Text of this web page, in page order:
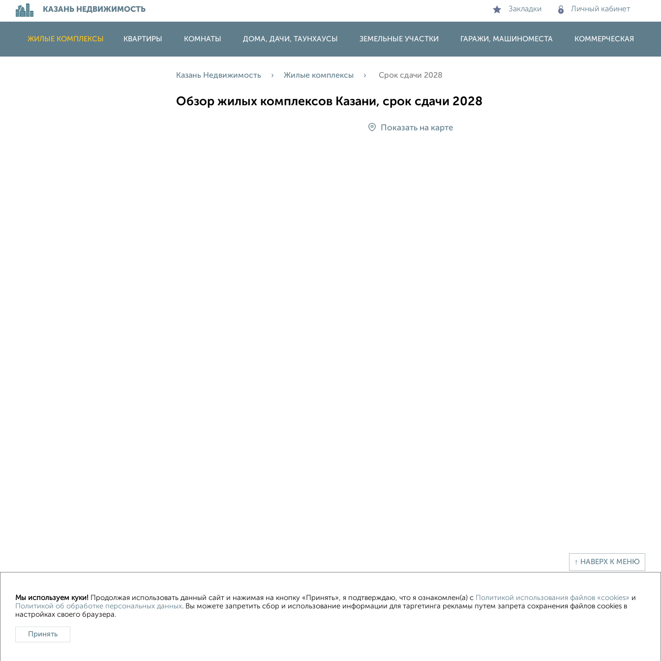
КАЗАНЬ НЕДВИЖИМОСТЬ Закладки Личный кабинет
ЖИЛЫЕ КОМПЛЕКСЫ КВАРТИРЫ КОМНАТЫ ДОМА, ДАЧИ, ТАУНХАУСЫ ЗЕМЕЛЬНЫЕ УЧАСТКИ ГАРАЖИ, МАШИНОМЕСТА КОММЕРЧЕСКАЯ
Казань Недвижимость Жилые комплексы Срок сдачи 2028
Обзор жилых комплексов Казани, срок сдачи 2028
Показать на карте
↑ НАВЕРХ К МЕНЮ
Контакты Политика конфиденциальности Пользовательское соглашение Казань, улица Сафиуллина 5 © 2015–2026 Сайт-доска объявлений недвижимости
О проекте
Мы используем куки!Продолжая использовать данный сайт и нажимая на кнопку «Принять», я подтверждаю, что я ознакомлен(а) с Политикой использования файлов «cookies» и
Политикой об обработке персональных данных. Вы можете запретить сбор и использование информации для таргетинга рекламы путем запрета сохранения файлов cookies в
настройках своего браузера.
Принять